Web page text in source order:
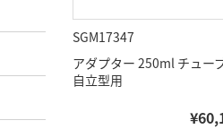
SGM17347
アダプター 250ml チュ
自立型用